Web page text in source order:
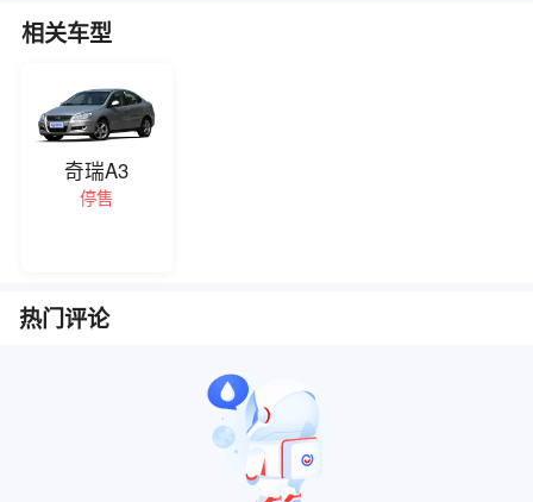
相关车型
奇瑞A3
停售
热门评论